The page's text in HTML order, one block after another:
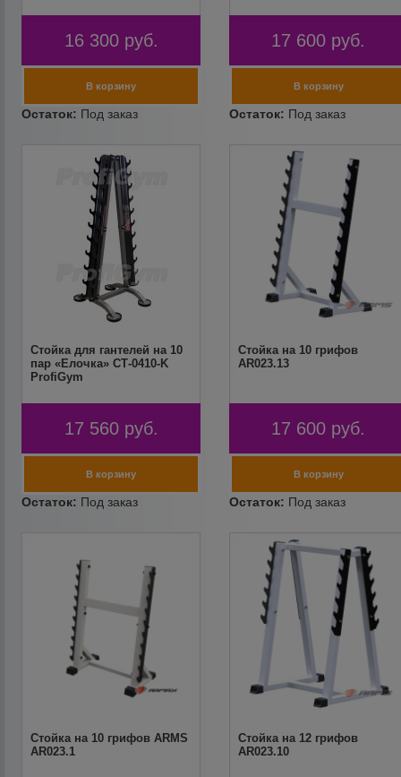
16 300 руб. 17 600 руб.
Стойка для гантелей на 10
пар «Елочка» СТ-0410-K
ProfiGym
17 560 руб.
Стойка на 10 грифов
AR023.13
17 600 руб.
Стойка на 10 грифов ARMS
AR023.1
Стойка на 12 грифов
AR023.10